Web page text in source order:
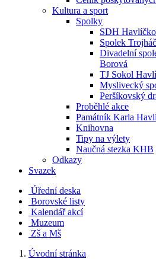
Kultura a sport
Spolky
SDH
Spolek
Divadelní
Borová
TJ Sokol
Myslivecký
Peršíkovský
Proběhlé akce
Památník Karla
Knihovna
Tipy na výlety
Naučná stezka KHB
Odkazy
Svazek
Úřední deska
Borovské listy
Kalendář akcí
Muzeum
Zš a Mš
Úvodní stránka